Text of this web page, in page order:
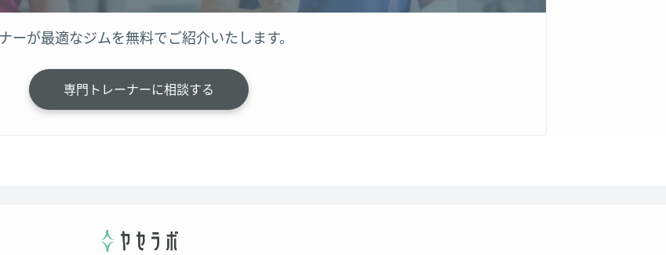
が最適なジムを無料でご紹介いたします。
専門トレーナーに相談する